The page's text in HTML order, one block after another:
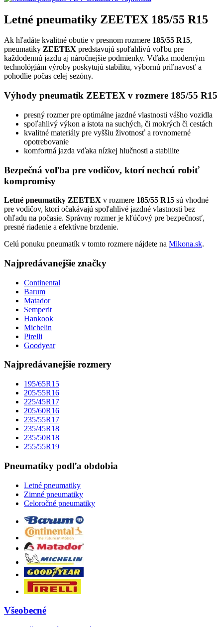
Letné pneumatiky ZEETEX 185/55 R15
Ak hľadáte kvalitné obutie v presnom rozmere 185/55 R15,
pneumatiky ZEETEX predstavujú spoľahlivú voľbu pre
každodennú jazdu aj náročnejšie podmienky. Vďaka moderným
technológiám výroby poskytujú stabilitu, výbornú priľnavosť a
pohodlie počas celej sezóny.
Výhody pneumatík ZEETEX v rozmere 185/55 R15
presný rozmer pre optimálne jazdné vlastnosti vášho vozidla
spoľahlivý výkon a istota na suchých, či mokrých či cestách
kvalitné materiály pre vyššiu životnosť a rovnomerné
opotrebovanie
komfortná jazda vďaka nízkej hlučnosti a stabilite
Bezpečná voľba pre vodičov, ktorí nechcú robiť
kompromisy
Letné pneumatiky ZEETEX v rozmere 185/55 R15 sú vhodné
pre vodičov, ktorí očakávajú spoľahlivé jazdné vlastnosti bez
ohľadu na počasie. Správny rozmer je kľúčový pre bezpečnosť,
presné riadenie a efektívne brzdenie.
Celú ponuku pneumatík v tomto rozmere nájdete na Mikona.sk.
Najpredávanejšie značky
Continental
Barum
Matador
Semperit
Hankook
Michelin
Pirelli
Goodyear
Najpredávanejšie rozmery
195/65R15
205/55R16
225/45R17
205/60R16
235/55R17
235/45R18
235/50R18
255/55R19
Pneumatiky podľa obdobia
Letné pneumatiky
Zimné pneumatiky
Celoročné pneumatiky
Všeobecné